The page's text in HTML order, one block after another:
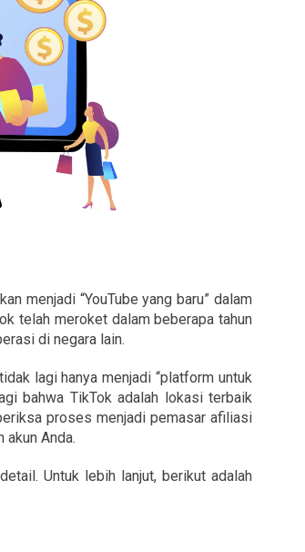
menjadi “YouTube yang baru” dalam
telah meroket dalam beberapa tahun
di negara lain.
lagi hanya menjadi “platform untuk
bahwa TikTok adalah lokasi terbaik
proses menjadi pemasar afiliasi
akun Anda.
Untuk lebih lanjut, berikut adalah